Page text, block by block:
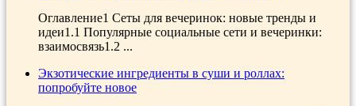
Оглавление1 Сеты для вечеринок: новые тренды и
идеи1.1 Популярные социальные сети и вечеринки:
взаимосвязь1.2 ...
Экзотические ингредиенты в суши и роллах:
попробуйте новое